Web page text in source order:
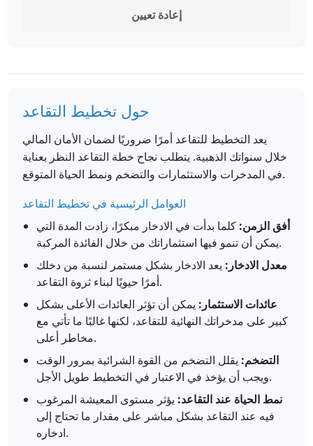
إعادة تعيين
حول تخطيط التقاعد
يعد التخطيط للتقاعد أمرًا ضروريًا لضمان الأمان المالي
خلال سنواتك الذهبية. يتطلب نجاح خطة التقاعد النظر بعناية
في المدخرات والاستثمارات والتضخم ونمط الحياة المتوقع.
العوامل الرئيسية في تخطيط التقاعد
أفق الزمن: كلما بدأت في الادخار مبكرًا، زادت المدة التي
يمكن أن تنمو فيها استثماراتك من خلال الفائدة المركبة.
معدل الادخار: يعد الادخار بشكل مستمر لنسبة من دخلك
أمرًا حيويًا لبناء ثروة التقاعد.
عائدات الاستثمار: يمكن أن تؤثر العائدات الأعلى بشكل
كبير على مدخراتك النهائية للتقاعد، لكنها غالبًا ما تأتي مع
مخاطر أعلى.
التضخم: يقلل التضخم من القوة الشرائية بمرور الوقت
ويجب أن يؤخذ في الاعتبار في التخطيط طويل الأجل.
نمط الحياة عند التقاعد: يؤثر مستوى المعيشة المرغوب
فيه عند التقاعد بشكل مباشر على مقدار ما تحتاج إلى
ادخاره.